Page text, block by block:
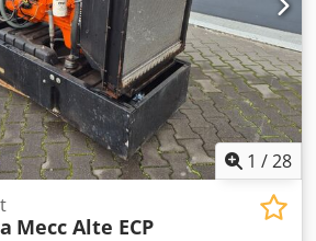
1 /28
Mecc Alte ECP